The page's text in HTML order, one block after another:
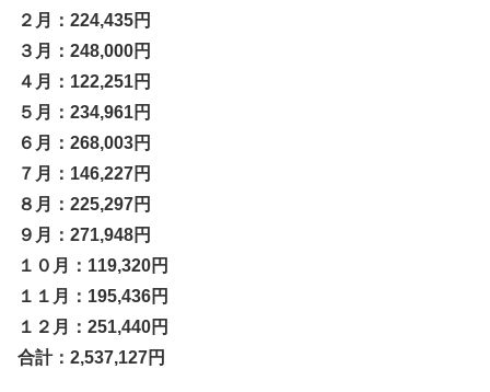
２月：224,435円
３月：248,000円
４月：122,251円
５月：234,961円
６月：268,003円
７月：146,227円
８月：225,297円
９月：271,948円
１０月：119,320円
１１月：195,436円
１２月：251,440円
合計：2,537,127円